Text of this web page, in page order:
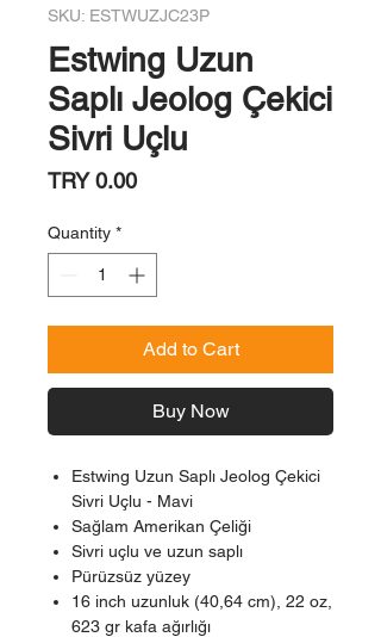
SKU: ESTWUZJC23P
Estwing Uzun
Saplı Jeolog Çekici
Sivri Uçlu
TRY 0.00Price
Quantity *
Add to Cart
Buy Now
Estwing Uzun Saplı Jeolog Çekici
Sivri Uçlu - Mavi
Sağlam Amerikan Çeliği
Sivri uçlu ve uzun saplı
Pürüzsüz yüzey
16 inch uzunluk (40,64 cm), 22 oz,
623 gr kafa ağırlığı